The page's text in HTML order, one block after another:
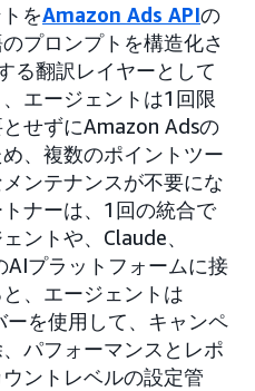
をAmazon Ads APIの
プロンプトを構造化さ
る翻訳レイヤーとして
エージェントは1回限
せずにAmazon Adsの
、複数のポイントツー
ンテナンスが不要にな
ナーは、1回の統合で
ントや、Claude、
AIプラットフォームに接
、エージェントは
を使用して、キャンペ
パフォーマンスとレポ
ントレベルの設定管